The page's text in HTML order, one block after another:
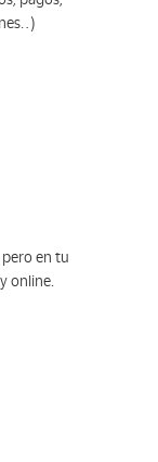
en tu
online.